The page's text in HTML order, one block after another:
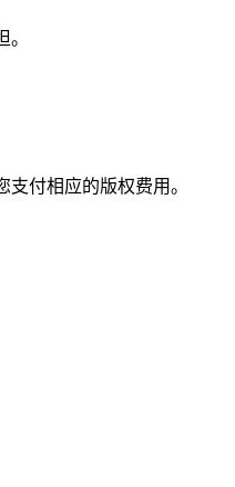
付相应的版权费用。